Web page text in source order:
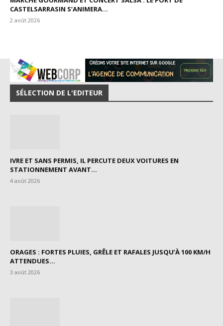
CASTELSARRASIN S’ANIMERA...
2 août 2026
SÉLECTION DE L'EDITEUR
IVRE ET SANS PERMIS, IL PERCUTE DEUX VOITURES EN
STATIONNEMENT AVANT...
4 août 2026
ORAGES : FORTES PLUIES, GRÊLE ET RAFALES JUSQU’À 100 KM/H
ATTENDUES...
3 août 2026